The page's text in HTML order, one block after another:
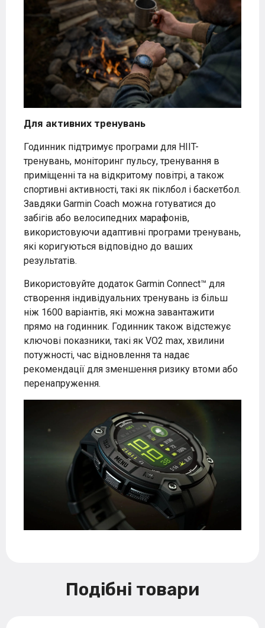
Для активних тренувань
Годинник підтримує програми для HIIT-
тренувань, моніторинг пульсу, тренування в
приміщенні та на відкритому повітрі, а також
спортивні активності, такі як піклбол і баскетбол.
Завдяки Garmin Coach можна готуватися до
забігів або велосипедних марафонів,
використовуючи адаптивні програми тренувань,
які коригуються відповідно до ваших
результатів.
Використовуйте додаток Garmin Connect™ для
створення індивідуальних тренувань із більш
ніж 1600 варіантів, які можна завантажити
прямо на годинник. Годинник також відстежує
ключові показники, такі як VO2 max, хвилини
потужності, час відновлення та надає
рекомендації для зменшення ризику втоми або
перенапруження.
Подібні товари